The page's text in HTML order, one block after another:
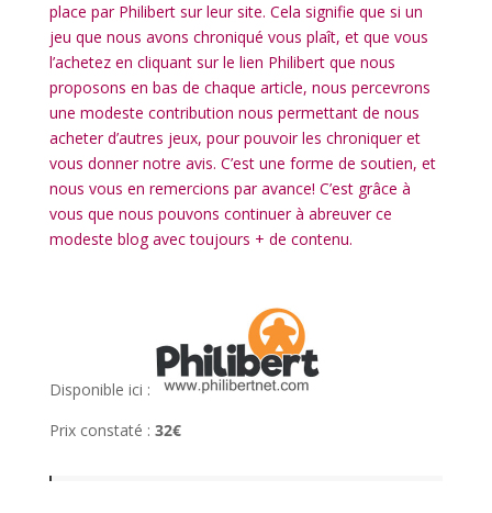
place par Philibert sur leur site. Cela signifie que si un
jeu que nous avons chroniqué vous plaît, et que vous
l’achetez en cliquant sur le lien Philibert que nous
proposons en bas de chaque article, nous percevrons
une modeste contribution nous permettant de nous
acheter d’autres jeux, pour pouvoir les chroniquer et
vous donner notre avis. C’est une forme de soutien, et
nous vous en remercions par avance! C’est grâce à
vous que nous pouvons continuer à abreuver ce
modeste blog avec toujours + de contenu.
Disponible ici :
Prix constaté : 32€